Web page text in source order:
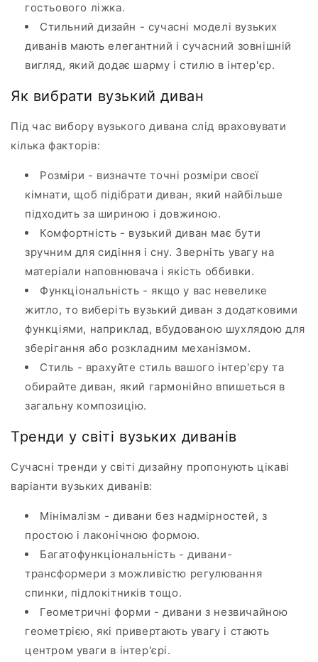
гостьового ліжка.
Стильний дизайн - сучасні моделі вузьких
диванів мають елегантний і сучасний зовнішній
вигляд, який додає шарму і стилю в інтер'єр.
Як вибрати вузький диван
Під час вибору вузького дивана слід враховувати
кілька факторів:
Розміри - визначте точні розміри своєї
кімнати, щоб підібрати диван, який найбільше
підходить за шириною і довжиною.
Комфортність - вузький диван має бути
зручним для сидіння і сну. Зверніть увагу на
матеріали наповнювача і якість оббивки.
Функціональність - якщо у вас невелике
житло, то виберіть вузький диван з додатковими
функціями, наприклад, вбудованою шухлядою для
зберігання або розкладним механізмом.
Стиль - врахуйте стиль вашого інтер'єру та
обирайте диван, який гармонійно впишеться в
загальну композицію.
Тренди у світі вузьких диванів
Сучасні тренди у світі дизайну пропонують цікаві
варіанти вузьких диванів:
Мінімалізм - дивани без надмірностей, з
простою і лаконічною формою.
Багатофункціональність - дивани-
трансформери з можливістю регулювання
спинки, підлокітників тощо.
Геометричні форми - дивани з незвичайною
геометрією, які привертають увагу і стають
центром уваги в інтер'єрі.